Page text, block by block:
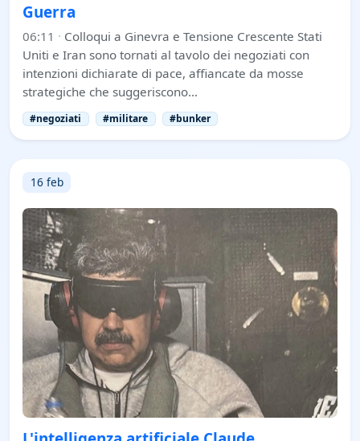
Guerra
06:11 · Colloqui a Ginevra e Tensione Crescente Stati
Uniti e Iran sono tornati al tavolo dei negoziati con
intenzioni dichiarate di pace, affiancate da mosse
strategiche che suggeriscono…
#negoziati #militare #bunker
16 feb